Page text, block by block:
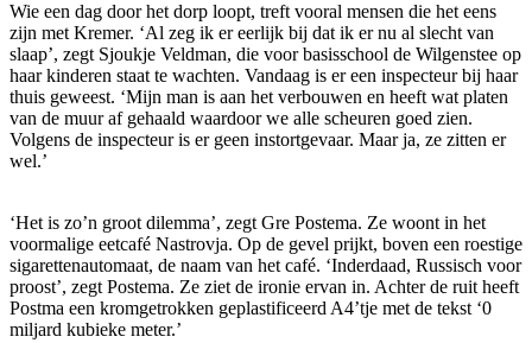
Wie een dag door het dorp loopt, treft vooral mensen die het eens
zijn met Kremer. ‘Al zeg ik er eerlijk bij dat ik er nu al slecht van
slaap’, zegt Sjoukje Veldman, die voor basisschool de Wilgenstee op
haar kinderen staat te wachten. Vandaag is er een inspecteur bij haar
thuis geweest. ‘Mijn man is aan het verbouwen en heeft wat platen
van de muur af gehaald waardoor we alle scheuren goed zien.
Volgens de inspecteur is er geen instortgevaar. Maar ja, ze zitten er
wel.’
‘Het is zo’n groot dilemma’, zegt Gre Postema. Ze woont in het
voormalige eetcafé Nastrovja. Op de gevel prijkt, boven een roestige
sigarettenautomaat, de naam van het café. ‘Inderdaad, Russisch voor
proost’, zegt Postema. Ze ziet de ironie ervan in. Achter de ruit heeft
Postma een kromgetrokken geplastificeerd A4’tje met de tekst ‘0
miljard kubieke meter.’